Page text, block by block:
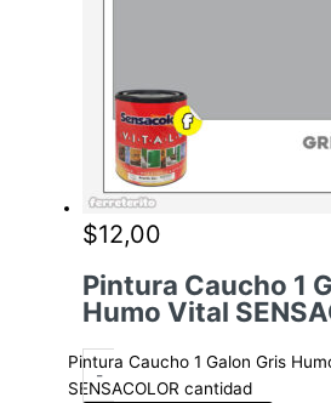
$12,00
Pintura Caucho 1
Humo Vital
-
Pintura Caucho 1 Galon Gris
SENSACOLOR cantidad